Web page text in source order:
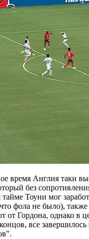
время Англия таки
без
Тоуни мог
фола не было),
от Гордона, однако в
все